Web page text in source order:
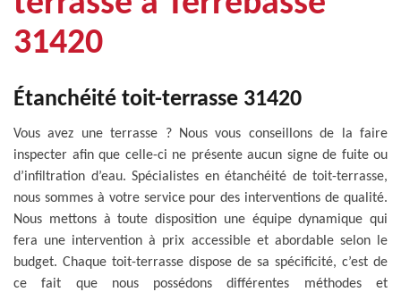
31420
Étanchéité toit-terrasse 31420
Vous avez une terrasse ? Nous vous conseillons de la faire
inspecter afin que celle-ci ne présente aucun signe de fuite ou
d’infiltration d’eau. Spécialistes en étanchéité de toit-terrasse,
nous sommes à votre service pour des interventions de qualité.
Nous mettons à toute disposition une équipe dynamique qui
fera une intervention à prix accessible et abordable selon le
budget. Chaque toit-terrasse dispose de sa spécificité, c’est de
ce fait que nous possédons différentes méthodes et